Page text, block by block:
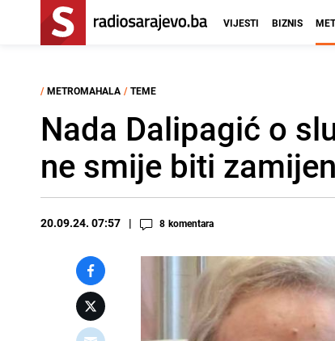
VIJESTI BIZNIS
/ METROMAHALA / TEME
Nada Dalipagić o
ne smije biti
20.09.24. 07:57 8 komentara